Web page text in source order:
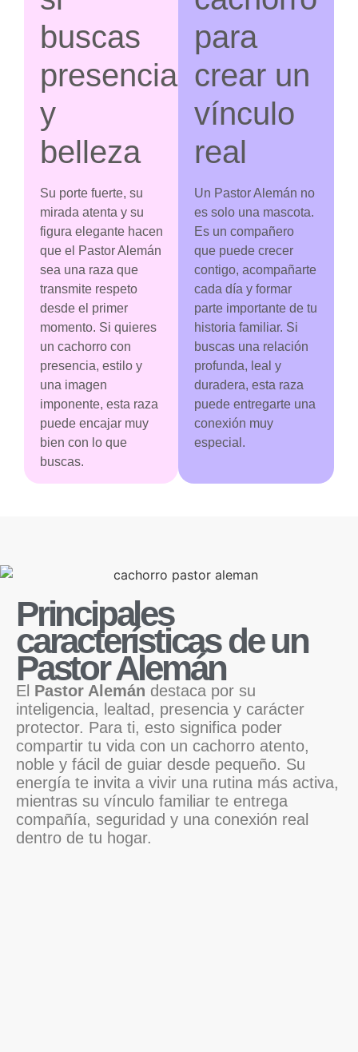
buscas
presencia
y
belleza
Su porte fuerte, su
mirada atenta y su
figura elegante hacen
que el Pastor Alemán
sea una raza que
transmite respeto
desde el primer
momento. Si quieres
un cachorro con
presencia, estilo y
una imagen
imponente, esta raza
puede encajar muy
bien con lo que
buscas.
para
crear un
vínculo
real
Un Pastor Alemán no
es solo una mascota.
Es un compañero
que puede crecer
contigo, acompañarte
cada día y formar
parte importante de tu
historia familiar. Si
buscas una relación
profunda, leal y
duradera, esta raza
puede entregarte una
conexión muy
especial.
Principales
características de un
Pastor Alemán
El Pastor Alemán destaca por su
inteligencia, lealtad, presencia y carácter
protector. Para ti, esto significa poder
compartir tu vida con un cachorro atento,
noble y fácil de guiar desde pequeño. Su
energía te invita a vivir una rutina más activa,
mientras su vínculo familiar te entrega
compañía, seguridad y una conexión real
dentro de tu hogar.